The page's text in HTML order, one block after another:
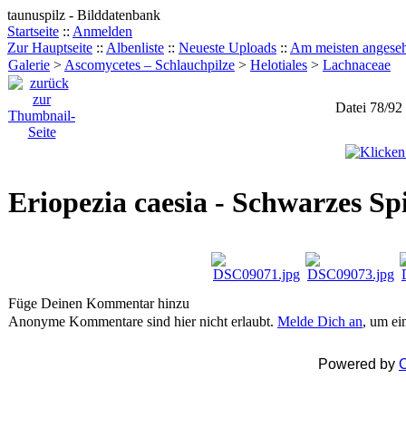
taunuspilz - Bilddatenbank
Startseite :: Anmelden
Zur Hauptseite :: Albenliste :: Neueste Uploads :: Am meisten
Galerie > Ascomycetes – Schlauchpilze > Helotiales > Lachnaceae
Datei 78/92
Eriopezia caesia - Schwarzes
Füge Deinen Kommentar hinzu
Anonyme Kommentare sind hier nicht erlaubt. Melde Dich an, um
Powered by